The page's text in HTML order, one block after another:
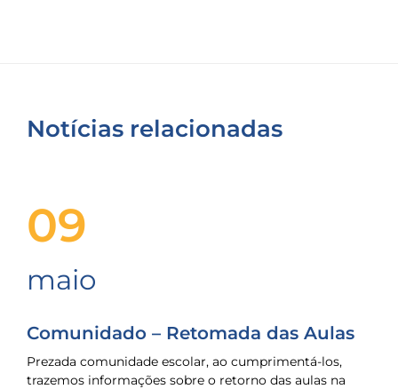
Notícias relacionadas
09
maio
Comunidado – Retomada das Aulas
Prezada comunidade escolar, ao cumprimentá-los,
trazemos informações sobre o retorno das aulas na